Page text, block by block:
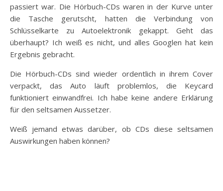
passiert war. Die Hörbuch-CDs waren in der Kurve unter
die Tasche gerutscht, hatten die Verbindung von
Schlüsselkarte zu Autoelektronik gekappt. Geht das
überhaupt? Ich weiß es nicht, und alles Googlen hat kein
Ergebnis gebracht.
Die Hörbuch-CDs sind wieder ordentlich in ihrem Cover
verpackt, das Auto läuft problemlos, die Keycard
funktioniert einwandfrei. Ich habe keine andere Erklärung
für den seltsamen Aussetzer.
Weiß jemand etwas darüber, ob CDs diese seltsamen
Auswirkungen haben können?